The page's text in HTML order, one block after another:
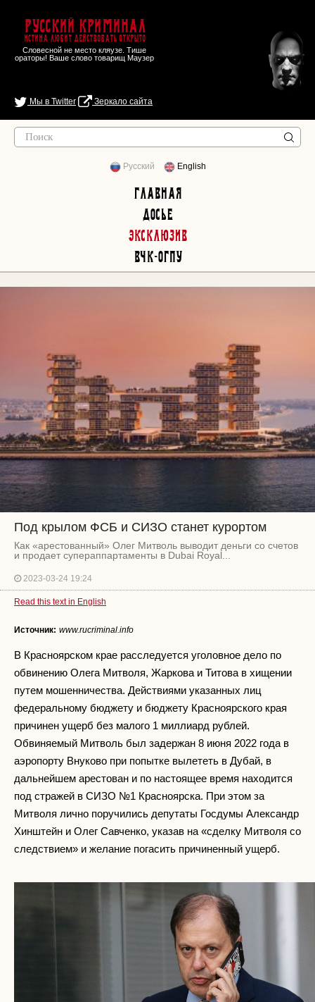
Русский Криминал
Истина любит действовать открыто
Словесной не место кляузе. Тише
ораторы! Ваше слово товарищ Маузер
Мы в Twitter Зеркало сайта
Русский English
Главная
Досье
Эксклюзив
ВЧК-ОГПУ
Под крылом ФСБ и СИЗО станет курортом
Как «арестованный» Олег Митволь выводит деньги со счетов
и продает супераппартаменты в Dubai Royal...
2023-03-24 19:24
Read this text in English
Источник: www.rucriminal.info
В Красноярском крае расследуется уголовное дело по
обвинению Олега Митволя, Жаркова и Титова в хищении
путем мошенничества. Действиями указанных лиц
федеральному бюджету и бюджету Красноярского края
причинен ущерб без малого 1 миллиард рублей.
Обвиняемый Митволь был задержан 8 июня 2022 года в
аэропорту Внуково при попытке вылететь в Дубай, в
дальнейшем арестован и по настоящее время находится
под стражей в СИЗО №1 Красноярска. При этом за
Митволя лично поручились депутаты Госдумы Александр
Хинштейн и Олег Савченко, указав на «сделку Митволя со
следствием» и желание погасить причиненный ущерб.